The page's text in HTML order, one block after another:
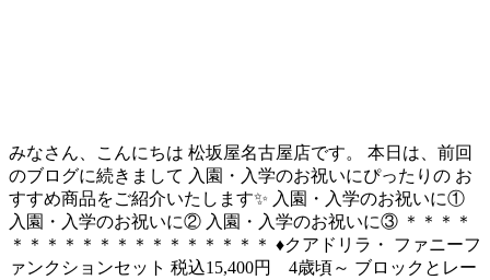
みなさん、こんにちは 松坂屋名古屋店です。 本日は、前回
のブログに続きまして 入園・入学のお祝いにぴったりの お
すすめ商品をご紹介いたします✨ 入園・入学のお祝いに①
入園・入学のお祝いに② 入園・入学のお祝いに③ ＊＊＊＊
＊＊＊＊＊＊＊＊＊＊＊＊＊＊＊ ♦クアドリラ・ ファニーフ
ァンクションセット 税込15,400円 4歳頃～ ブロックとレー